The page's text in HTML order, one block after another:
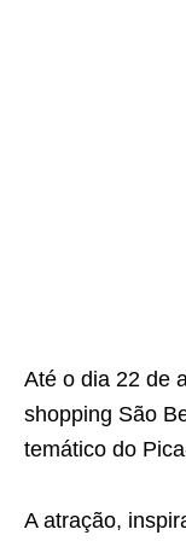
Até o dia 22 de
shopping São
temático do
A atração,